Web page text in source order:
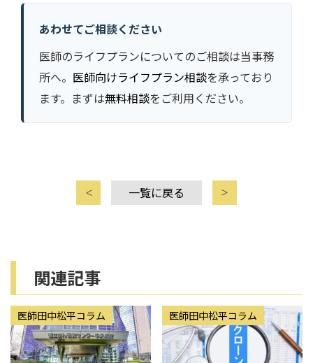
あわせてご相談ください
医師のライフプランについてのご相談は当事務
所へ。 医師向けライフプラン相談を承っており
ます。まずは無料相談をご利用ください。
一覧に戻る
関連記事
医師田中松平コラム 医師田中松平コラム